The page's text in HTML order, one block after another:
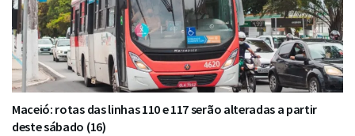
Maceió: rotas das linhas 110 e 117 serão alteradas a partir
deste sábado (16)